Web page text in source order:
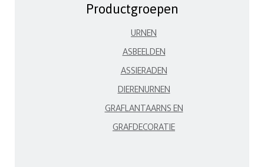
Productgroepen
URNEN
ASBEELDEN
ASSIERADEN
DIERENURNEN
GRAFLANTAARNS EN
GRAFDECORATIE